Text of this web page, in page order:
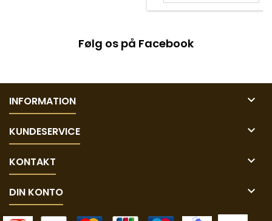
Følg os på Facebook
INFORMATION 
KUNDESERVICE 
KONTAKT 
DIN KONTO 